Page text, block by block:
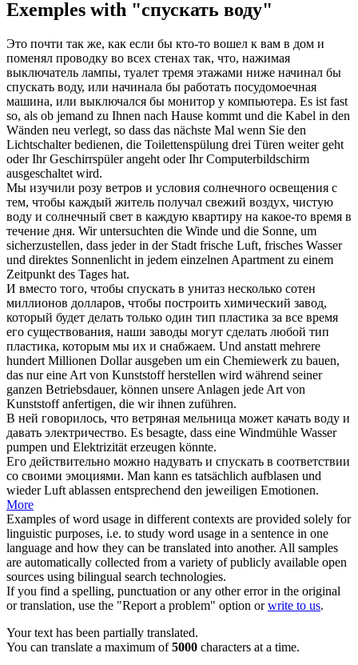
Exemples with "спускать воду"
Это почти так же, как если бы кто-то вошел к вам в дом и
поменял проводку во всех стенах так, что, нажимая
выключатель лампы, туалет тремя этажами ниже начинал бы
спускать воду, или начинала бы работать посудомоечная
машина, или выключался бы монитор у компьютера. Es ist fast
so, als ob jemand zu Ihnen nach Hause kommt und die Kabel in den
Wänden neu verlegt, so dass das nächste Mal wenn Sie den
Lichtschalter bedienen, die Toilettenspülung drei Türen weiter geht
oder Ihr Geschirrspüler angeht oder Ihr Computerbildschirm
ausgeschaltet wird.
Мы изучили розу ветров и условия солнечного освещения с
тем, чтобы каждый житель получал свежий воздух, чистую
воду и солнечный свет в каждую квартиру на какое-то время в
течение дня. Wir untersuchten die Winde und die Sonne, um
sicherzustellen, dass jeder in der Stadt frische Luft, frisches Wasser
und direktes Sonnenlicht in jedem einzelnen Apartment zu einem
Zeitpunkt des Tages hat.
И вместо того, чтобы спускать в унитаз несколько сотен
миллионов долларов, чтобы построить химический завод,
который будет делать только один тип пластика за все время
его существования, наши заводы могут сделать любой тип
пластика, которым мы их и снабжаем. Und anstatt mehrere
hundert Millionen Dollar ausgeben um ein Chemiewerk zu bauen,
das nur eine Art von Kunststoff herstellen wird während seiner
ganzen Betriebsdauer, können unsere Anlagen jede Art von
Kunststoff anfertigen, die wir ihnen zuführen.
В ней говорилось, что ветряная мельница может качать воду и
давать электричество. Es besagte, dass eine Windmühle Wasser
pumpen und Elektrizität erzeugen könnte.
Его действительно можно надувать и спускать в соответствии
со своими эмоциями. Man kann es tatsächlich aufblasen und
wieder Luft ablassen entsprechend den jeweiligen Emotionen.
More
Examples of word usage in different contexts are provided solely for
linguistic purposes, i.e. to study word usage in a sentence in one
language and how they can be translated into another. All samples
are automatically collected from a variety of publicly available open
sources using bilingual search technologies.
If you find a spelling, punctuation or any other error in the original
or translation, use the "Report a problem" option orwrite to us.
Your text has been partially translated.
You can translate a maximum of5000 characters at a time.